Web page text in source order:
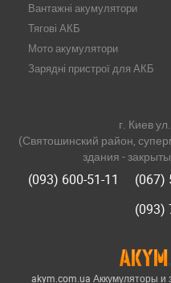
akym.com.ua Аккумуляторы и
Вантажні акумулятори
Тягові АКБ
Мото акумулятори
Зарядні пристрої для АКБ
г. Киев
(Святошинский район,
здания -
(093) 600-51-11 (067)
(093)